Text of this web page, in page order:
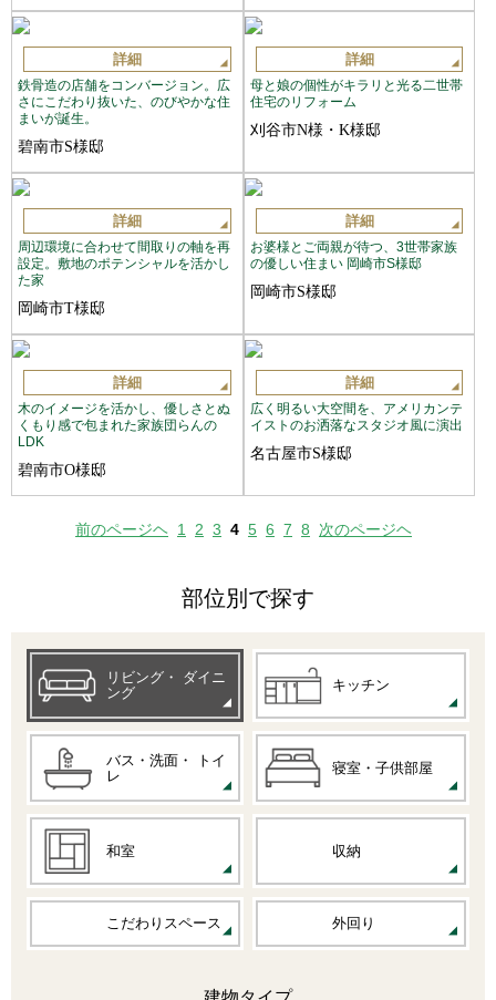
部位別で探す
リビング・
ダイニ
ング
キッチン
バス・洗面・
トイ
レ
寝室・子供部屋
和室 収納
こだわりスペース 外回り
詳細
鉄骨造の店舗をコンバージョン。広
さにこだわり抜いた、のびやかな住
まいが誕生。
碧南市S様邸
詳細
母と娘の個性がキラリと光る二世帯
住宅のリフォーム
刈谷市N様・K様邸
詳細
周辺環境に合わせて間取りの軸を再
設定。敷地のポテンシャルを活かし
た家
岡崎市T様邸
詳細
お婆様とご両親が待つ、3世帯家族
の優しい住まい 岡崎市S様邸
岡崎市S様邸
詳細
木のイメージを活かし、優しさとぬ
くもり感で包まれた家族団らんの
LDK
碧南市O様邸
詳細
広く明るい大空間を、アメリカンテ
イストのお洒落なスタジオ風に演出
名古屋市S様邸
前のページヘ 1 2 3 4 5 6 7 8 次のページヘ